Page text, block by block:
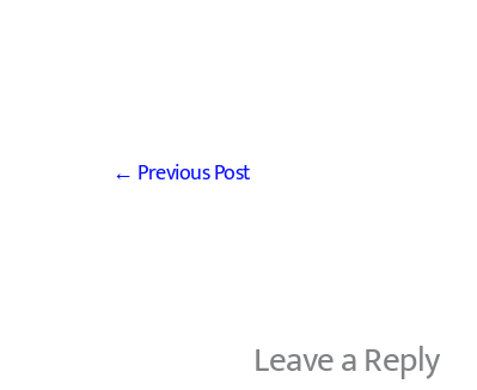
← Previous Post
Leave a Reply